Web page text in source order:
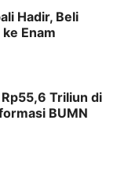
Hadir, Beli
Enam
Triliun di
BUMN